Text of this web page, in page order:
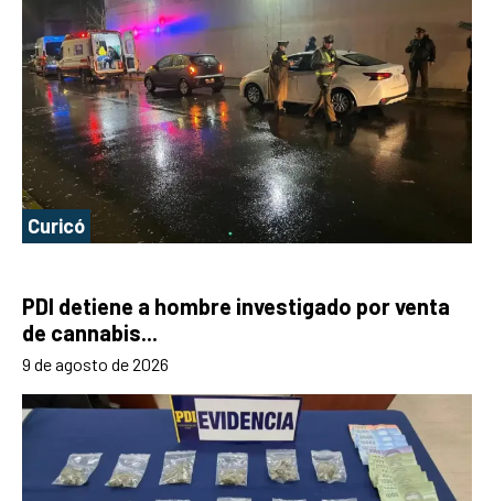
Curicó
PDI detiene a hombre investigado por venta
de cannabis...
9 de agosto de 2026